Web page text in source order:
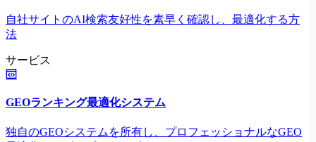
自社サイトのAI検索友好性を素早く確認し、最適化する方
法
サービス
GEOランキング最適化システム
独自のGEOシステムを所有し、プロフェッショナルなGEO